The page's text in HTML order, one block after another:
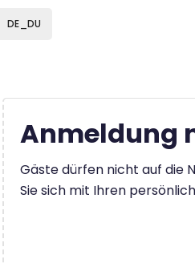
DE_DU
Anmeldung
Gäste dürfen nicht auf die
Sie sich mit Ihren